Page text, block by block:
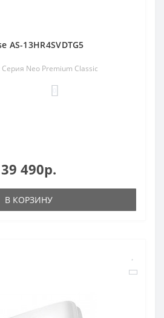
AS-13HR4SVDTG5
Серия Neo Premium Classic
39 490р.
В КОРЗИНУ